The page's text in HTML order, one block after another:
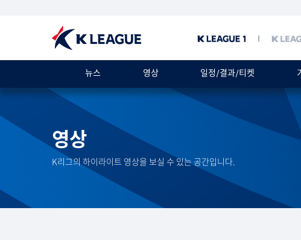
뉴스 영상 일정/결과/티켓
영상
K리그의 하이라이트 영상을 보실 수 있는 공간입니다.